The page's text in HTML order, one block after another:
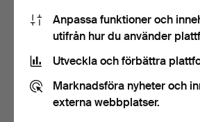
TIDNINGSHÅLLARE, trä,
med dekor av rönnbär.
4 dagar
Värdering
Anpassa funktioner och
utifrån hur du använder
Utveckla och förbättra
Marknadsföra nyheter och
externa webbplatser.